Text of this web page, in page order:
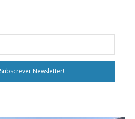
Subscrever Newsletter!